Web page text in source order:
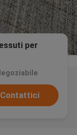
per
Contattici